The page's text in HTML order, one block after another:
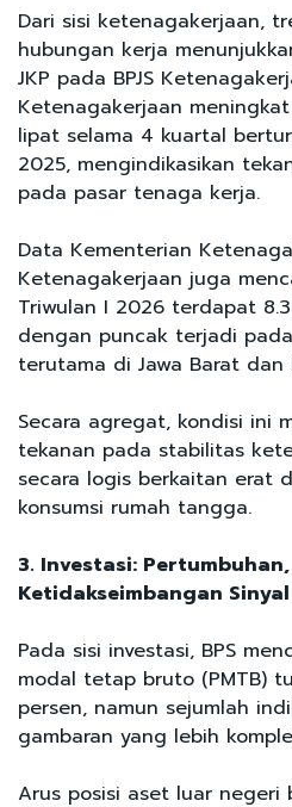
Dari sisi ketenagakerjaan,
hubungan kerja
JKP pada BPJS
Ketenagakerjaan
lipat selama 4 kuartal
2025, mengindikasikan
pada pasar tenaga kerja.
Data Kementerian
Ketenagakerjaan juga
Triwulan I 2026 terdapat
dengan puncak terjadi
terutama di Jawa Barat dan
Secara agregat, kondisi ini
tekanan pada stabilitas
secara logis berkaitan erat
konsumsi rumah tangga.
3. Investasi:
Ketidakseimbangan Sinyal
Pada sisi investasi, BPS
modal tetap bruto (PMTB)
persen, namun sejumlah
gambaran yang lebih
Arus posisi aset luar negeri